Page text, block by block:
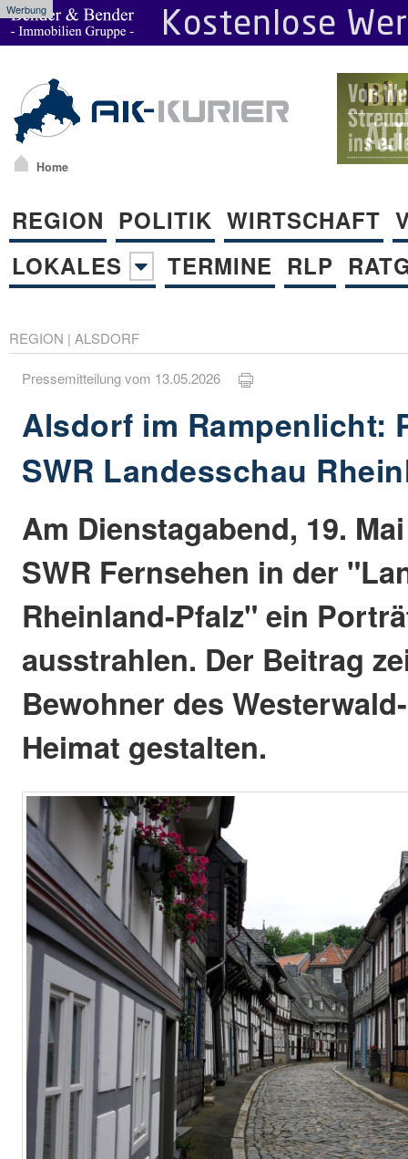
Werbung
Home
REGION POLITIK WIRTSCHAFT
LOKALES
TERMINE RLP
REGION | ALSDORF
Pressemitteilung vom 13.05.2026
Alsdorf im Rampenlicht:
SWR Landesschau
Am Dienstagabend, 19.
SWR Fernsehen in der
Rheinland-Pfalz" ein
ausstrahlen. Der Beitrag
Bewohner des
Heimat gestalten.